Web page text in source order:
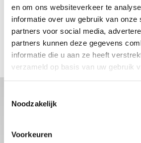
en om ons websiteverkeer te
informatie over uw gebruik van onze
partners voor social media,
partners kunnen deze gegevens
informatie die u aan ze heeft
verzameld op basis van uw gebruik
Noodzakelijk
Voorkeuren
FILTER OP
FILTER